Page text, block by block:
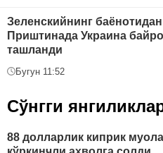
Зеленскийнинг баёнотидан
Приштинада Украина
ташланди
Бугун 11:52
Сўнгги
88 долларлик киприк